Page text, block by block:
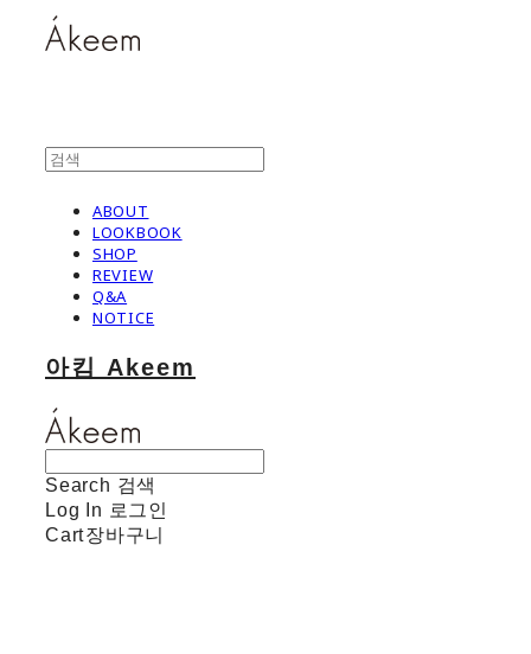
ABOUT
LOOKBOOK
SHOP
REVIEW
Q&A
NOTICE
아킴 Akeem
Search 검색
Log In 로그인
Cart장바구니